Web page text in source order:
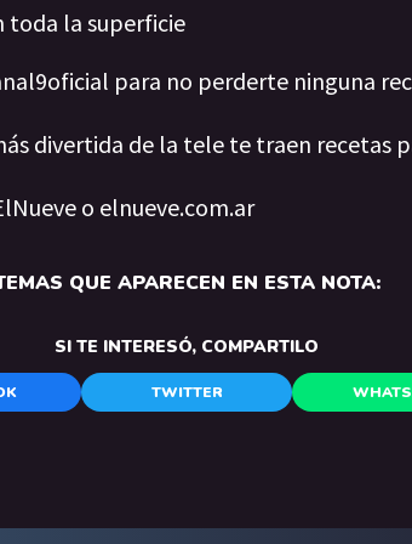
toda la superficie
para no perderte ninguna
divertida de la tele te traen recetas
o elnueve.com.ar
QUE APARECEN EN ESTA NOTA:
SI TE INTERESÓ, COMPARTILO
TWITTER